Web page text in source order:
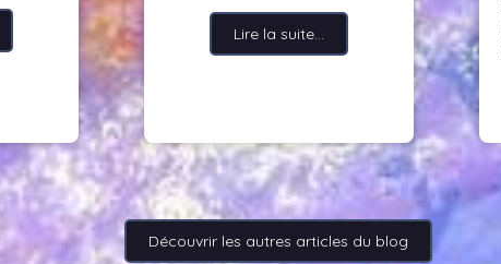
Lire la suite...
Découvrir les autres articles du blog